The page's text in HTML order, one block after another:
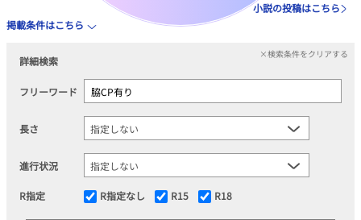
小説の投稿はこちら
掲載条件はこちら
詳細検索
×検索条件をクリアする
フリーワード
長さ
進行状況
R指定 R指定なし R15 R18